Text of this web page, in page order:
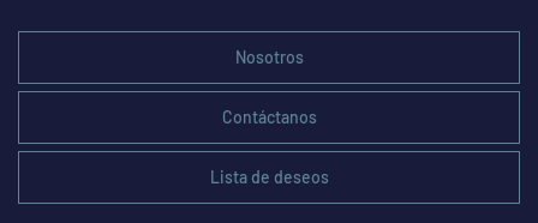
Nosotros
Contáctanos
Lista de deseos